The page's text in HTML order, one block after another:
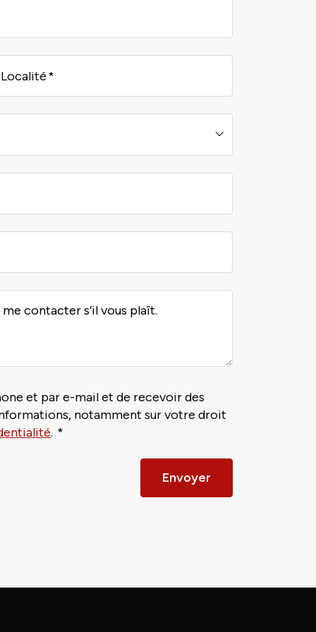
Localité
et par e-mail et de recevoir des
notamment sur votre droit
.
Envoyer